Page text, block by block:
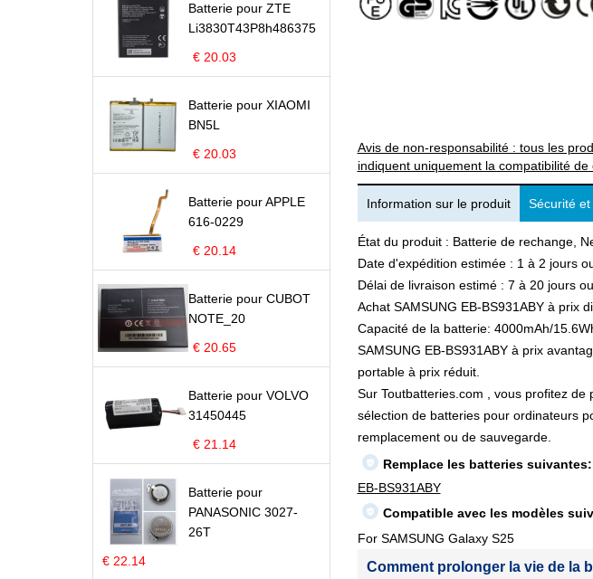
Batterie pour ZTE
Li3830T43P8h486375
€ 20.03
Batterie pour XIAOMI
BN5L
€ 20.03
Batterie pour APPLE
616-0229
€ 20.14
Batterie pour CUBOT
NOTE_20
€ 20.65
Batterie pour VOLVO
31450445
€ 21.14
Batterie pour
PANASONIC 3027-
26T
€ 22.14
Avis de non-responsabilité : tous les
indiquent uniquement la compatibilité
Information sur le produit Sécurité
État du produit : Batterie de rechange,
Date d'expédition estimée : 1 à 2 jours
Délai de livraison estimé : 7 à 20 jours
Achat SAMSUNG EB-BS931ABY à prix
Capacité de la batterie: 4000mAh/
SAMSUNG EB-BS931ABY à prix
portable à prix réduit.
Sur Toutbatteries.com , vous profitez de
sélection de batteries pour ordinateurs
remplacement ou de sauvegarde.
Remplace les batteries suivantes:
EB-BS931ABY
Compatible avec les modèles
For SAMSUNG Galaxy S25
Comment prolonger la vie de la